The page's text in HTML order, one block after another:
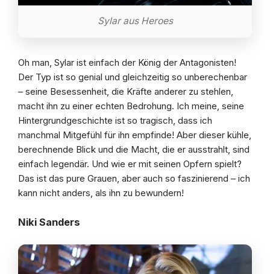
Sylar aus Heroes
Oh man, Sylar ist einfach der König der Antagonisten!
Der Typ ist so genial und gleichzeitig so unberechenbar
– seine Besessenheit, die Kräfte anderer zu stehlen,
macht ihn zu einer echten Bedrohung. Ich meine, seine
Hintergrundgeschichte ist so tragisch, dass ich
manchmal Mitgefühl für ihn empfinde! Aber dieser kühle,
berechnende Blick und die Macht, die er ausstrahlt, sind
einfach legendär. Und wie er mit seinen Opfern spielt?
Das ist das pure Grauen, aber auch so faszinierend – ich
kann nicht anders, als ihn zu bewundern!
Niki Sanders